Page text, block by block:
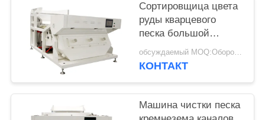
Сортировщица цвета
руды кварцевого
песка большой
емкости, машина ККД
экрана касания
обсуждаемый MOQ:Оборотный
КОНТАКТ
Машина чистки песка